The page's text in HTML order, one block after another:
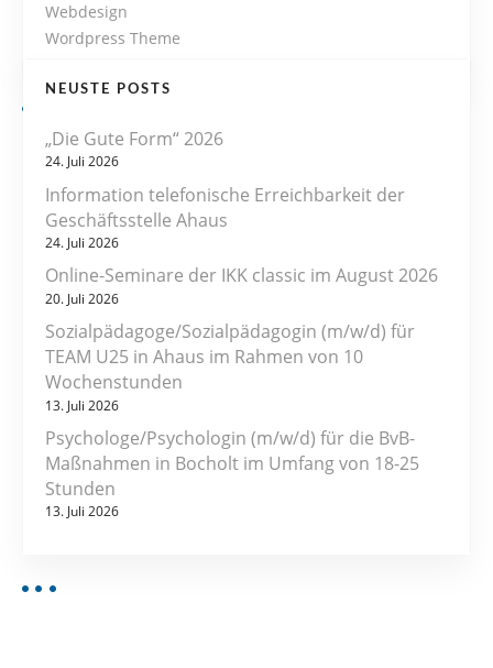
Webdesign
Wordpress Theme
NEUSTE POSTS
„Die Gute Form“ 2026
24. Juli 2026
Information telefonische Erreichbarkeit der
Geschäftsstelle Ahaus
24. Juli 2026
Online-Seminare der IKK classic im August 2026
20. Juli 2026
Sozialpädagoge/Sozialpädagogin (m/w/d) für
TEAM U25 in Ahaus im Rahmen von 10
Wochenstunden
13. Juli 2026
Psychologe/Psychologin (m/w/d) für die BvB-
Maßnahmen in Bocholt im Umfang von 18-25
Stunden
13. Juli 2026